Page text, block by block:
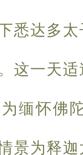
悉达多
这一天
缅怀佛
景为释